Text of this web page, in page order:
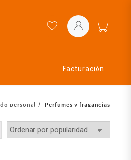
Facturación
personal Perfumes y fragancias